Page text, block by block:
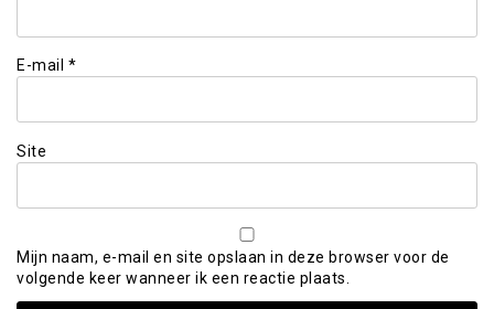
E-mail *
Site
Mijn naam, e-mail en site opslaan in deze browser voor de
volgende keer wanneer ik een reactie plaats.